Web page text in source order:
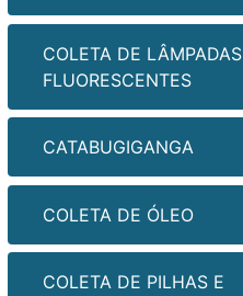
COLETA DE LÂMPADAS
FLUORESCENTES
CATABUGIGANGA
COLETA DE ÓLEO
COLETA DE PILHAS E